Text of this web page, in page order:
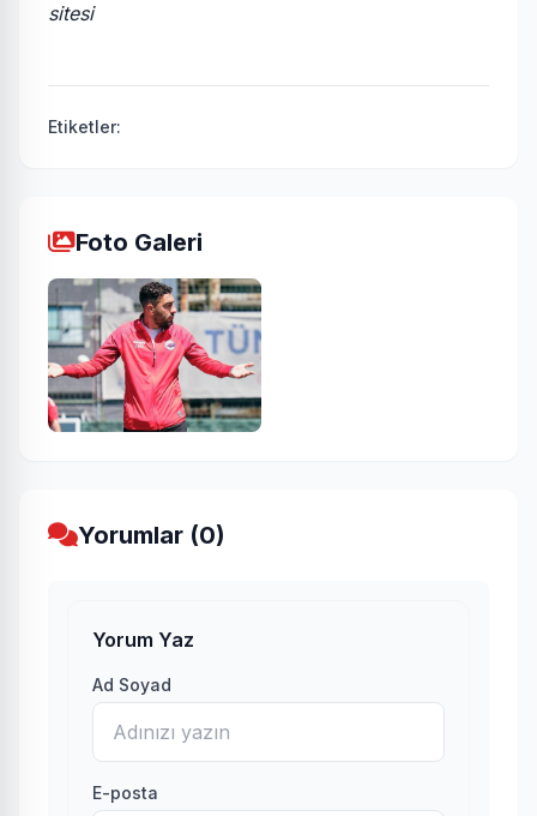
sitesi
Etiketler:
Foto Galeri
Yorumlar (0)
Yorum Yaz
Ad Soyad
E-posta